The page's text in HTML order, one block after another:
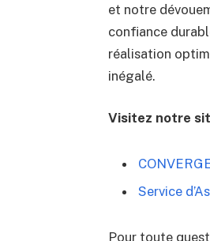
et notre
confiance
réalisation
inégalé.
Visitez notre
Service
Pour toute